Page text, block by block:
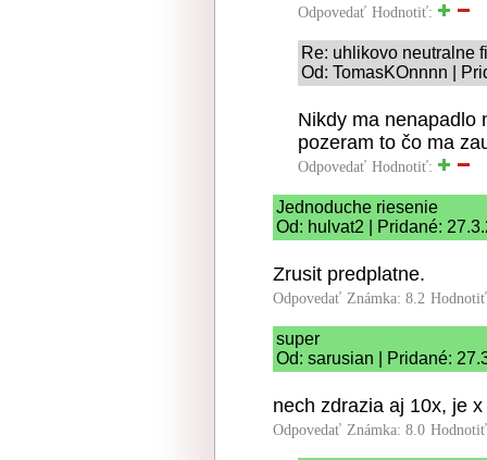
Odpovedať Hodnotiť:
Re: uhlikovo neutralne
Od: TomasKOnnnn |
Nikdy ma nenapadlo
pozeram to čo ma
Odpovedať Hodnotiť:
Jednoduche riesenie
Od: hulvat2 | Pridané:
Zrusit predplatne.
Odpovedať Známka: 8.2
super
Od: sarusian | Pridané:
nech zdrazia aj 10x, je
Odpovedať Známka: 8.0